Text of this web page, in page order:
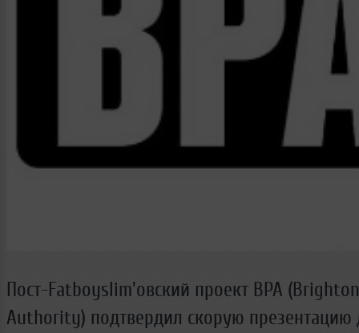
Пост-Fatboyslim'овский проект BPA
Authority) подтвердил скорую презентацию